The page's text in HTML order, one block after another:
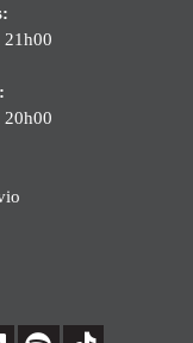
21h00
20h00